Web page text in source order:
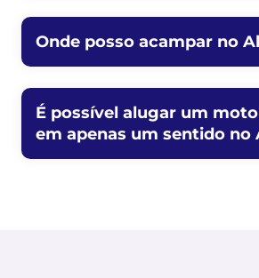
Onde posso acampar no
É possível alugar um
em apenas um sentido no